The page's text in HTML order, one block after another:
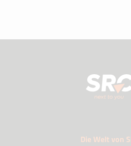
Die Welt von